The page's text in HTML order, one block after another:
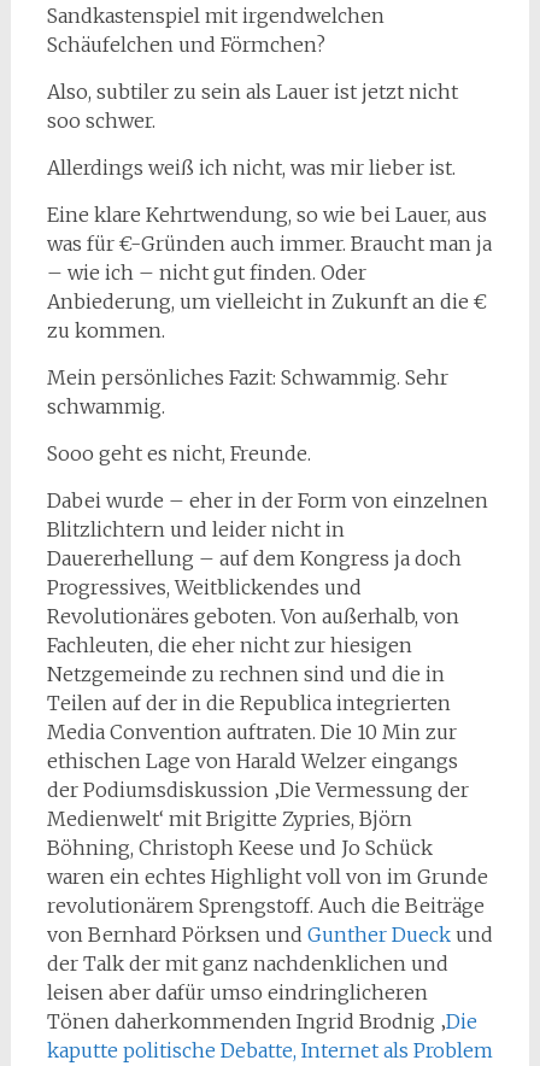
Sandkastenspiel mit irgendwelchen
Schäufelchen und Förmchen?
Also, subtiler zu sein als Lauer ist jetzt nicht
soo schwer.
Allerdings weiß ich nicht, was mir lieber ist.
Eine klare Kehrtwendung, so wie bei Lauer, aus
was für €-Gründen auch immer. Braucht man ja
– wie ich – nicht gut finden. Oder
Anbiederung, um vielleicht in Zukunft an die €
zu kommen.
Mein persönliches Fazit: Schwammig. Sehr
schwammig.
Sooo geht es nicht, Freunde.
Dabei wurde – eher in der Form von einzelnen
Blitzlichtern und leider nicht in
Dauererhellung – auf dem Kongress ja doch
Progressives, Weitblickendes und
Revolutionäres geboten. Von außerhalb, von
Fachleuten, die eher nicht zur hiesigen
Netzgemeinde zu rechnen sind und die in
Teilen auf der in die Republica integrierten
Media Convention auftraten. Die 10 Min zur
ethischen Lage von Harald Welzer eingangs
der Podiumsdiskussion ‚Die Vermessung der
Medienwelt‘ mit Brigitte Zypries, Björn
Böhning, Christoph Keese und Jo Schück
waren ein echtes Highlight voll von im Grunde
revolutionärem Sprengstoff. Auch die Beiträge
von Bernhard Pörksen und Gunther Dueckund
der Talk der mit ganz nachdenklichen und
leisen aber dafür umso eindringlicheren
Tönen daherkommenden Ingrid Brodnig ‚Die
kaputte politische Debatte, Internet als Problem